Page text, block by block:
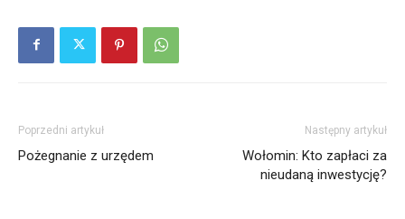
Poprzedni artykuł
Pożegnanie z urzędem
Następny artykuł
Wołomin: Kto zapłaci za
nieudaną inwestycję?